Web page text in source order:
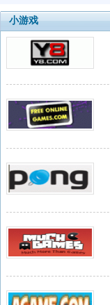
小游戏